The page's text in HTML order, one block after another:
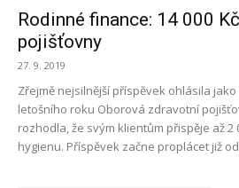
Rodinné finance: 14 000
pojišťovny
27. 9. 2019
Zřejmě nejsilnější příspěvek ohlásila
letošního roku Oborová zdravotní
rozhodla, že svým klientům přispěje až 2
hygienu. Příspěvek začne proplácet již